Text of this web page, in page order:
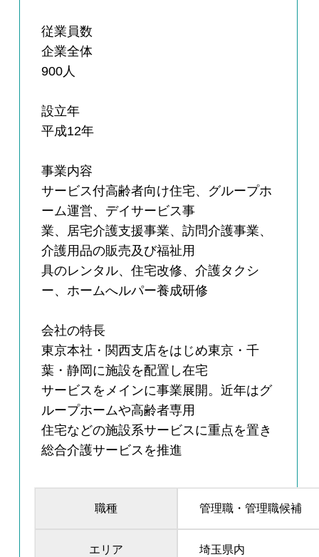
従業員数
企業全体
900人
設立年
平成12年
事業内容
サービス付高齢者向け住宅、グループホ
ーム運営、デイサービス事
業、居宅介護支援事業、訪問介護事業、
介護用品の販売及び福祉用
具のレンタル、住宅改修、介護タクシ
ー、ホームへルパー養成研修
会社の特長
東京本社・関西支店をはじめ東京・千
葉・静岡に施設を配置し在宅
サービスをメインに事業展開。近年はグ
ループホームや高齢者専用
住宅などの施設系サービスに重点を置き
総合介護サービスを推進
職種 管理職・管理職候補
エリア 埼玉県内